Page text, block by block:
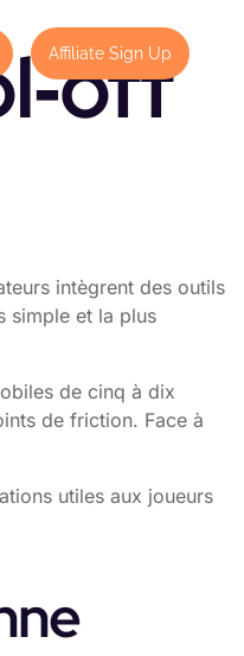
Affiliate Sign Up
intègrent des outils
simple et la plus
de cinq à dix
de friction. Face à
utiles aux joueurs